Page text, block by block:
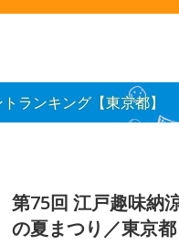
ランキング【東京都】
第75回 江戸趣味納
の夏まつり／東京都